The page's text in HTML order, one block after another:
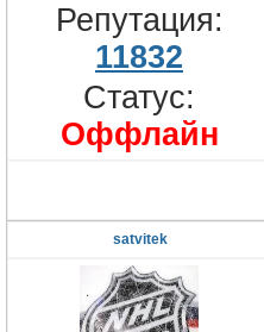
Репутация:
11832
Статус:
Оффлайн
satvitek